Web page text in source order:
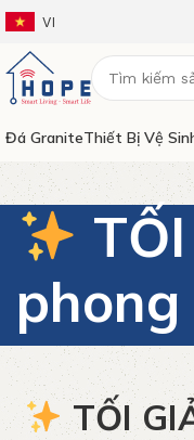
VI
Đá GraniteThiết Bị Vệ
TỐI